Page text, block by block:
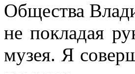
Общества
не покладая
музея. Я